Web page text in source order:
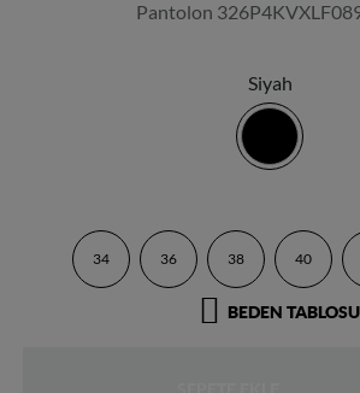
Pantolon
Siyah
34 36 38 40
BEDEN TABLOSU